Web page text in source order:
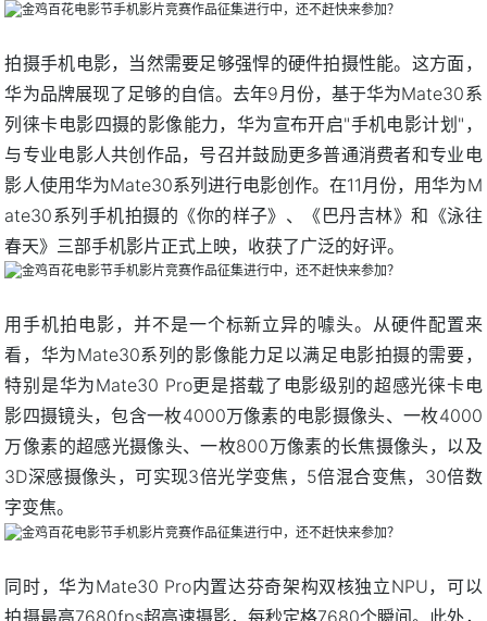
拍摄手机电影，当然需要足够强悍的硬件拍摄性能。这方面，
华为品牌展现了足够的自信。去年9月份，基于华为Mate30系
列徕卡电影四摄的影像能力，华为宣布开启"手机电影计划"，
与专业电影人共创作品，号召并鼓励更多普通消费者和专业电
影人使用华为Mate30系列进行电影创作。在11月份，用华为M
ate30系列手机拍摄的《你的样子》、《巴丹吉林》和《泳往
春天》三部手机影片正式上映，收获了广泛的好评。
用手机拍电影，并不是一个标新立异的噱头。从硬件配置来
看，华为Mate30系列的影像能力足以满足电影拍摄的需要，
特别是华为Mate30 Pro更是搭载了电影级别的超感光徕卡电
影四摄镜头，包含一枚4000万像素的电影摄像头、一枚4000
万像素的超感光摄像头、一枚800万像素的长焦摄像头，以及
3D深感摄像头，可实现3倍光学变焦，5倍混合变焦，30倍数
字变焦。
同时，华为Mate30 Pro内置达芬奇架构双核独立NPU，可以